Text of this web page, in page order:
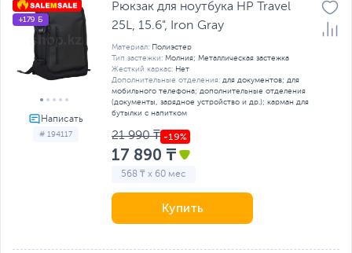
# 194117
+179 Б
Рюкзак для ноутбука HP Travel
25L, 15.6", Iron Gray
Материал: Полиэстер
Тип застежки: Молния; Металлическая застежка
Жесткий каркас: Нет
Дополнительные отделения: для документов; для
мобильного телефона; дополнительные отделения
(документы, зарядное устройство и др.); карман для
бутылки с напитком
21 990 ₸
17 890 ₸
568 ₸ x 60 мес
Купить